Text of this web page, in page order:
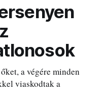
a végére minden
viaskodtak a